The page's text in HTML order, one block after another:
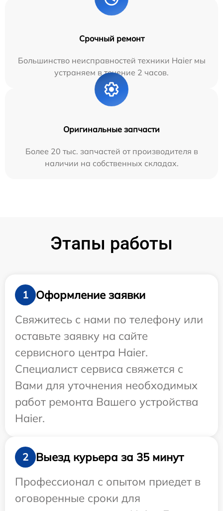
Срочный ремонт
Большинство неисправностей техники Haier мы
устраняем в течение 2 часов.
Оригинальные запчасти
Более 20 тыс. запчастей от производителя в
наличии на собственных складах.
Этапы работы
1
Оформление заявки
Свяжитесь с нами по телефону или
оставьте заявку на сайте
сервисного центра Haier.
Специалист сервиса свяжется с
Вами для уточнения необходимых
работ ремонта Вашего устройства
Haier.
2
Выезд курьера за 35 минут
Профессионал с опытом приедет в
оговоренные сроки для